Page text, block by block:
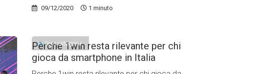
09/12/2020 1 minuto
Sem categoria
Perche 1win resta rilevante per chi
gioca da smartphone in Italia